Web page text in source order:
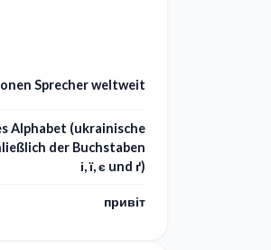
Sprecher weltweit
Alphabet (ukrainische
der Buchstaben
і, ї, є und ґ)
привіт